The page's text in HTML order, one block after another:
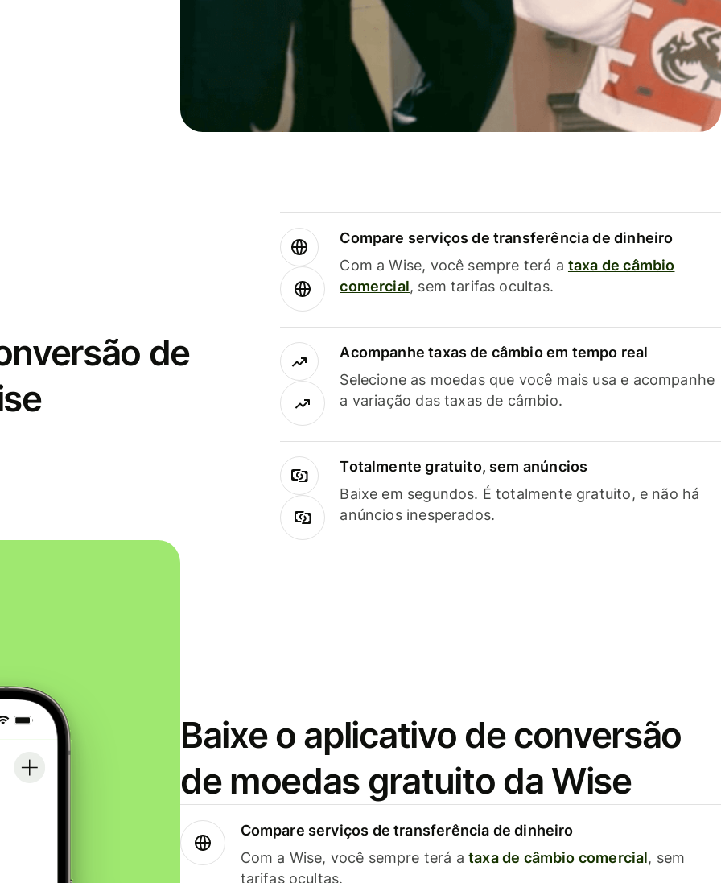
de
Compare serviços de transferência de dinheiro
Com a Wise, você sempre terá a taxa de câmbio
comercial, sem tarifas ocultas.
Acompanhe taxas de câmbio em tempo real
Selecione as moedas que você mais usa e acompanhe
a variação das taxas de câmbio.
Totalmente gratuito, sem anúncios
Baixe em segundos. É totalmente gratuito, e não há
anúncios inesperados.
Baixe o aplicativo de conversão
de moedas gratuito da Wise
Compare serviços de transferência de dinheiro
Com a Wise, você sempre terá ataxa de câmbio comercial, sem
tarifas ocultas.